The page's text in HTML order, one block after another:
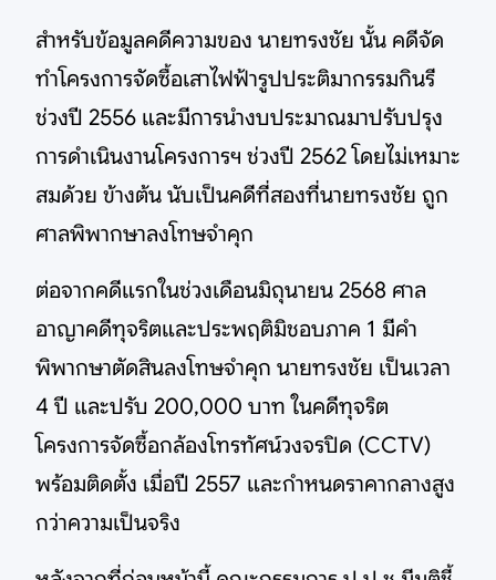
สำหรับข้อมูลคดีความของ นายทรงชัย นั้น คดีจัด
ทำโครงการจัดซื้อเสาไฟฟ้ารูปประติมากรรมกินรี
ช่วงปี 2556 และมีการนำงบประมาณมาปรับปรุง
การดำเนินงานโครงการฯ ช่วงปี 2562 โดยไม่เหมาะ
สมด้วย ข้างต้น นับเป็นคดีที่สองที่นายทรงชัย ถูก
ศาลพิพากษาลงโทษจำคุก
ต่อจากคดีแรกในช่วงเดือนมิถุนายน 2568 ศาล
อาญาคดีทุจริตและประพฤติมิชอบภาค 1 มีคำ
พิพากษาตัดสินลงโทษจำคุก นายทรงชัย เป็นเวลา
4 ปี และปรับ 200,000 บาท ในคดีทุจริต
โครงการจัดซื้อกล้องโทรทัศน์วงจรปิด (CCTV)
พร้อมติดตั้ง เมื่อปี 2557 และกำหนดราคากลางสูง
กว่าความเป็นจริง